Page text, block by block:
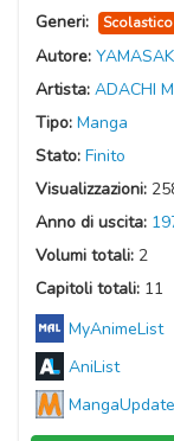
Generi:
Scolastico
Autore:
Artista: ADACHI
Tipo: Manga
Stato: Finito
Visualizzazioni:
Anno di uscita:
Volumi totali: 2
Capitoli totali: 11
MyAnimeList
AniList